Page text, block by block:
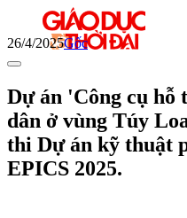
26/4/2025Gốc
Dự án 'Công cụ hỗ
dân ở vùng Túy
thi Dự án kỹ thuật
EPICS 2025.